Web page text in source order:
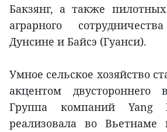
Бакзянг, а также
аграрного
Дунсине и Байсэ (Гуанси).
Умное сельское хозяйство
акцентом двустороннего
Группа компаний Yang
реализовала во Вьетнаме